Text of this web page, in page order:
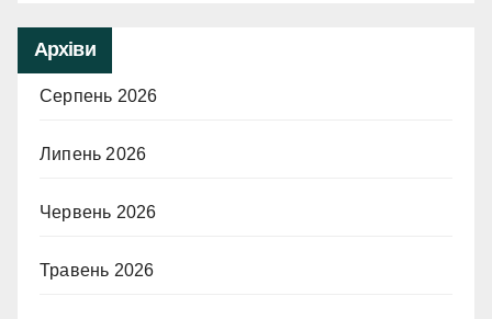
Архіви
Серпень 2026
Липень 2026
Червень 2026
Травень 2026